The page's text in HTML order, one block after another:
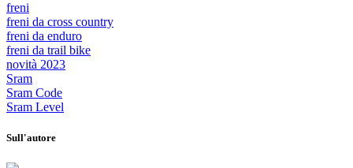
freni
freni da cross country
freni da enduro
freni da trail bike
novità 2023
Sram
Sram Code
Sram Level
Sull'autore